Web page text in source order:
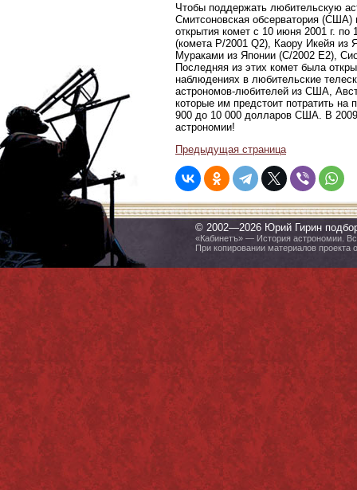
Чтобы поддержать любительскую
Смитсоновская обсерватория (США)
открытия комет с 10 июня 2001 г.
(комета P/2001 Q2), Каору Икейя
Мураками из Японии (С/2002 Е2),
Последняя из этих комет была
наблюдениях в любительские
астрономов-любителей из США,
которые им предстоит потратить на
900 до 10 000 долларов США. В 2009
астрономии!
Предыдущая страница
© 2002—2026 Юрий Гирин
«Кабинетъ» — История астрономии.
При копировании материалов проекта